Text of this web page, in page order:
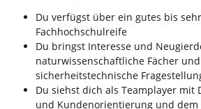
Du verfügst über ein gutes bis
Fachhochschulreife
Du bringst Interesse und
naturwissenschaftliche Fächer und
sicherheitstechnische
Du siehst dich als Teamplayer mit
und Kundenorientierung und dem